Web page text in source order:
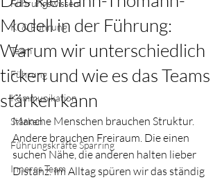
Führungswissen
KI & Führung
Team
Führung
Kommunikation
Stärken
Führungskräfte Sparring
Inneres Team
Modell in der Führung:
Warum wir unterschiedlich
ticken und wie es das Teams
stärken kann
Manche Menschen brauchen Struktur.
Andere brauchen Freiraum. Die einen
suchen Nähe, die anderen halten lieber
Distanz. Im Alltag spüren wir das ständig